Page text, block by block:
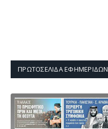
ΠΡΩΤΟΣΈΛΙΔΑ ΕΦΗΜΕΡΊΔΩΝ